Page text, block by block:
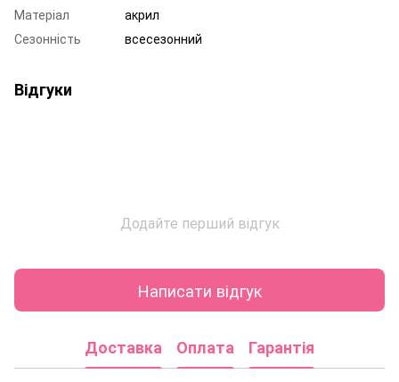
Матеріал
акрил
Сезонність
всесезонний
Відгуки
Додайте перший відгук
Написати відгук
Доставка Оплата Гарантія